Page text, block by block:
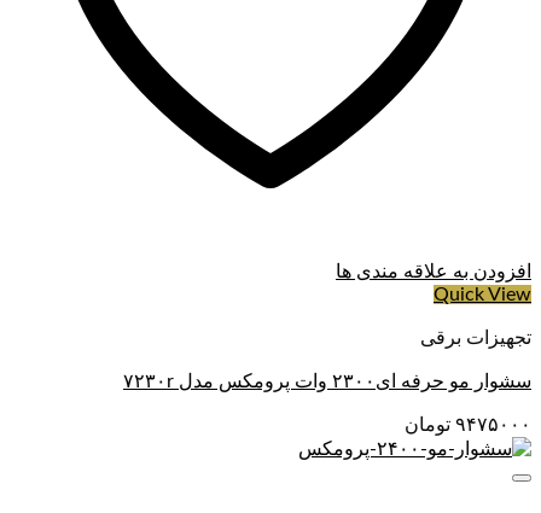
توجه: برای اینکه عمر دستگاه زیاد شود بهتر است پس از اصلاح
خرده موها را توسط برس تمیز کنید. سپس دندانه های آن را روغن
کاری کنید. برای این کار می‌توان از برس و روغن داخل جعبه
استفاده کرد. هنگام استفاده از دستگاه مراقبت پوست خود نیز
افزودن به علاقه مندی ها
Quick View
تجهیزات برقی
سشوار مو حرفه ای۲۳۰۰ وات پرومکس مدل ۷۲۳۰r
۹۴۷۵۰۰۰ تومان